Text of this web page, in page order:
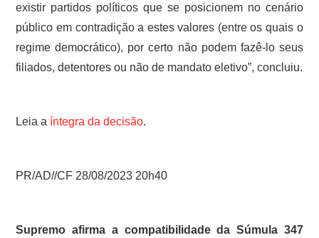
existir partidos políticos que se posicionem no cenário
público em contradição a estes valores (entre os quais o
regime democrático), por certo não podem fazê-lo seus
filiados, detentores ou não de mandato eletivo”, concluiu.
Leia a íntegra da decisão.
PR/AD//CF 28/08/2023 20h40
Supremo afirma a compatibilidade da Súmula 347